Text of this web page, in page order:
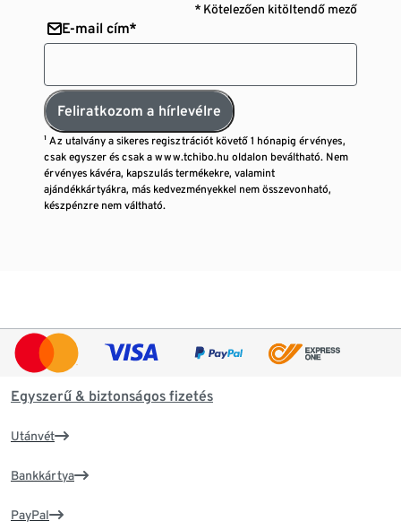
* Kötelezően kitöltendő mező
E-mail cím*
Feliratkozom a hírlevélre
¹ Az utalvány a sikeres regisztrációt követő 1 hónapig érvényes,
csak egyszer és csak a www.tchibo.hu oldalon beváltható. Nem
érvényes kávéra, kapszulás termékekre, valamint
ajándékkártyákra, más kedvezményekkel nem összevonható,
készpénzre nem váltható.
Egyszerű & biztonságos fizetés
Utánvét
Bankkártya
PayPal